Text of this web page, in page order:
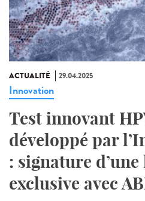
ACTUALITÉ 29.04.2025
Innovation
Test innovant
développé par
: signature
exclusive avec